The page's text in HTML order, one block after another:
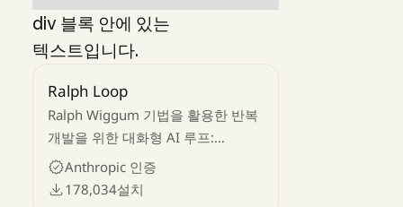
div 블록 안에 있는
텍스트입니다.
Ralph Loop
Ralph Wiggum 기법을 활용한 반복
개발을 위한 대화형 AI 루프:
Claude는 작업을 반복적으로
실시하여 완료할 때까지 이전 작업
Anthropic 인증
178,034설치